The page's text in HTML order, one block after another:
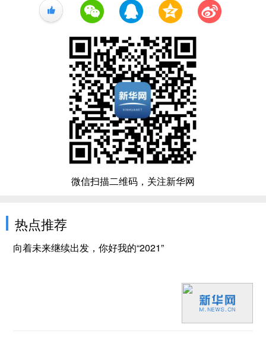
+1
微信扫描二维码，关注新华网
热点推荐
向着未来继续出发，你好我的“2021”